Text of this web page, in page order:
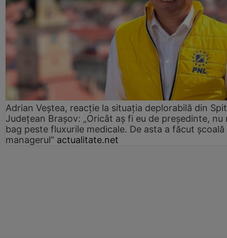
Adrian Veștea, reacție la situația deplorabilă din
Județean Brașov: „Oricât aș fi eu de președinte, nu
bag peste fluxurile medicale. De asta a făcut școală
managerul” actualitate.net